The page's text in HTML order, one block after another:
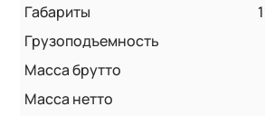
Габариты
Грузоподъемность
Масса брутто
Масса нетто